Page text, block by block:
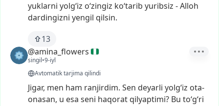
yuklarni yolg‘iz o‘zingiz ko‘tarib yuribsiz -Alloh
dardingizni yengil qilsin.
13
@amina_flowers
singil•9-iyl
Avtomatik tarjima qilindi
Jigar, men ham ranjirdim. Sen deyarli yolg‘iz ota-
onasan, u esa seni haqorat qilyaptimi? Bu to‘g‘ri